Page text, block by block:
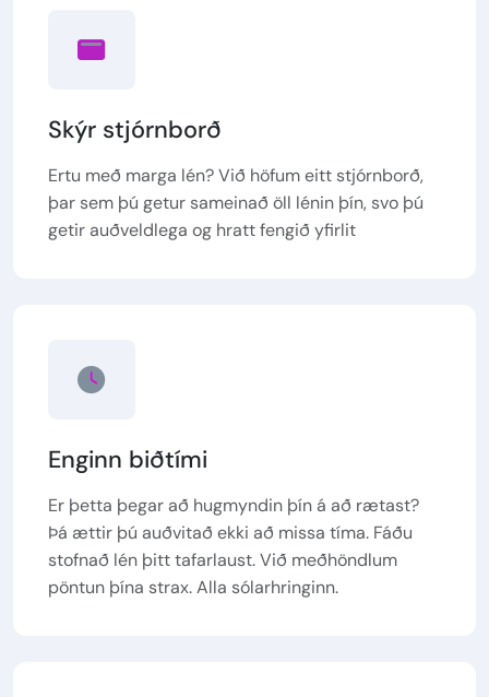
Skýr stjórnborð
Ertu með marga lén? Við höfum eitt stjórnborð,
þar sem þú getur sameinað öll lénin þín, svo þú
getir auðveldlega og hratt fengið yfirlit
Enginn biðtími
Er þetta þegar að hugmyndin þín á að rætast?
Þá ættir þú auðvitað ekki að missa tíma. Fáðu
stofnað lén þitt tafarlaust. Við meðhöndlum
pöntun þína strax. Alla sólarhringinn.